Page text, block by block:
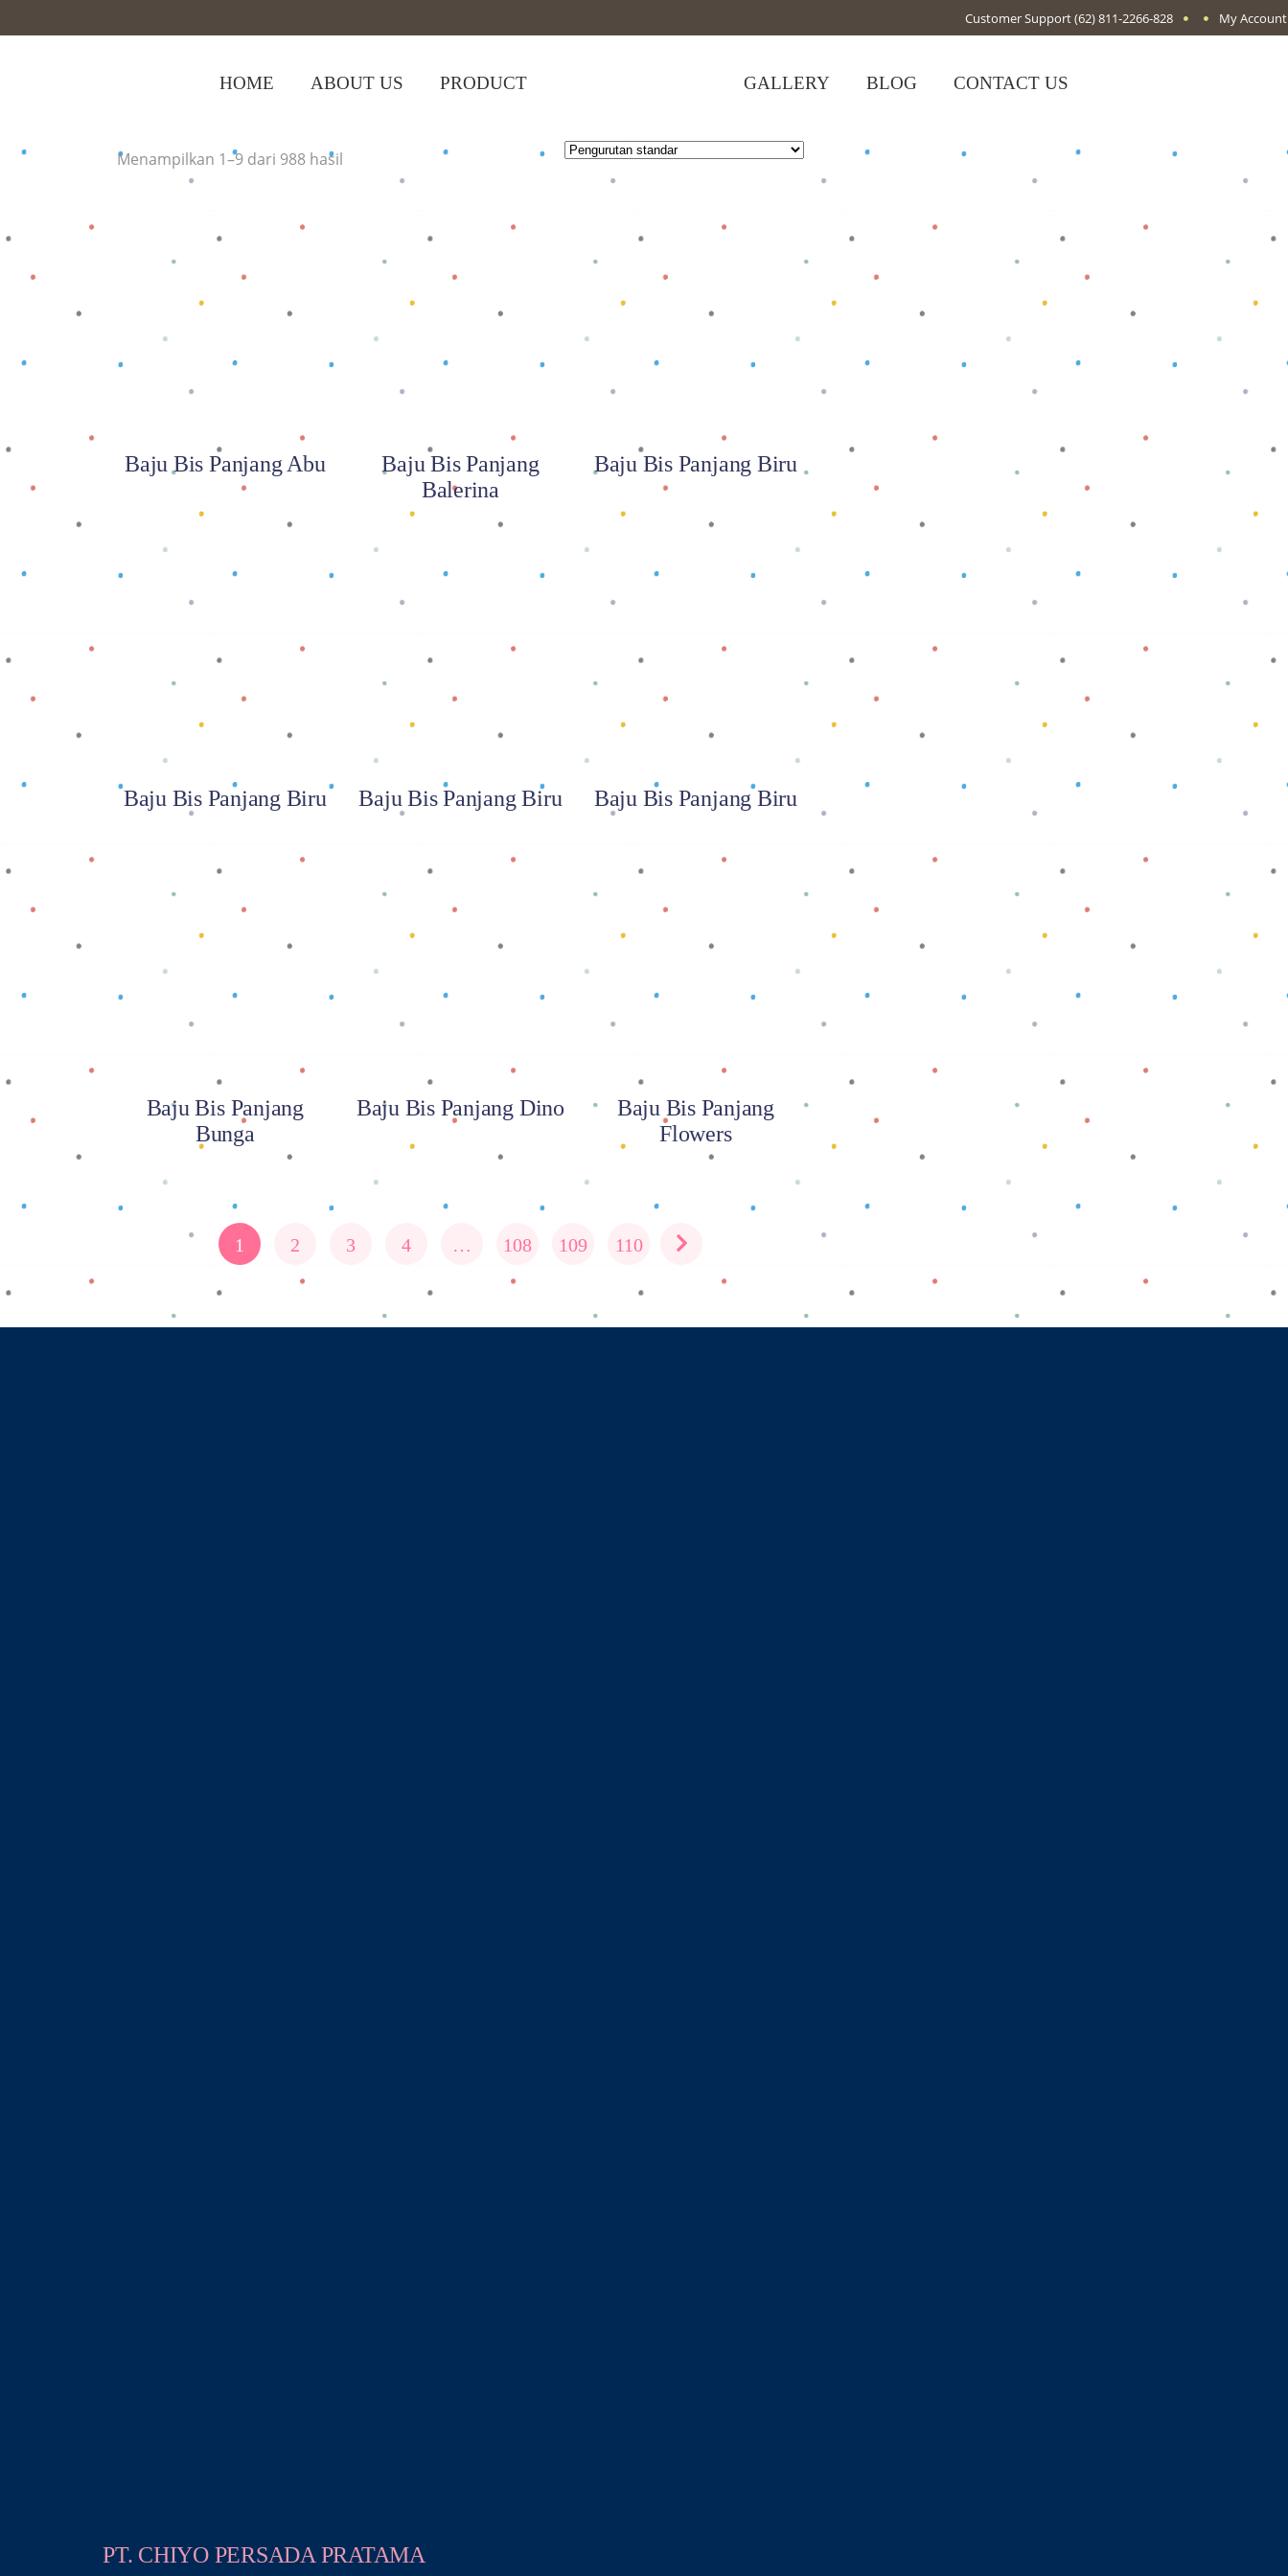
Customer Support(62) 811-2266-828 My Account
HOME ABOUT US PRODUCT GALLERY BLOG CONTACT US
Home>Shop>Tops
Menampilkan 1–9 dari 988 hasil
Baca selengkapnya
Baju Bis Panjang Abu
Baca selengkapnya
Baju Bis Panjang
Balerina
Baca selengkapnya
Baju Bis Panjang Biru
Baca selengkapnya
Baju Bis Panjang Biru
Baca selengkapnya
Baju Bis Panjang Biru
Baca selengkapnya
Baju Bis Panjang Biru
Baju Bis Panjang
Bunga
Baju Bis Panjang Dino
Baju Bis Panjang
Flowers
1 2 3 4 … 108 109 110
PT. CHIYO PERSADA PRATAMA